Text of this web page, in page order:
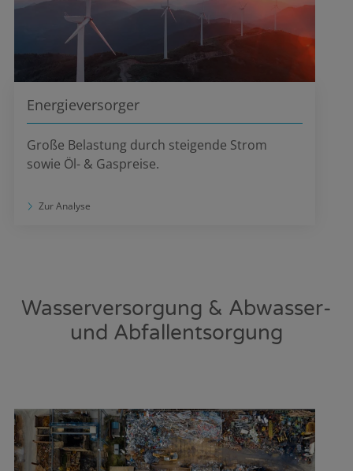
Energieversorger
Große Belastung durch steigende Strom
sowie Öl- & Gaspreise.
Zur Analyse
Wasserversorgung & Abwasser-
und Abfallentsorgung